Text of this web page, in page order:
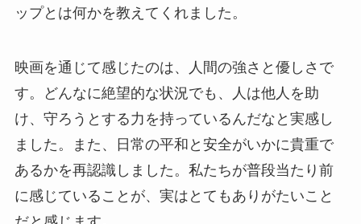
ップとは何かを教えてくれました。
映画を通じて感じたのは、人間の強さと優しさで
す。どんなに絶望的な状況でも、人は他人を助
け、守ろうとする力を持っているんだなと実感し
ました。また、日常の平和と安全がいかに貴重で
あるかを再認識しました。私たちが普段当たり前
に感じていることが、実はとてもありがたいこと